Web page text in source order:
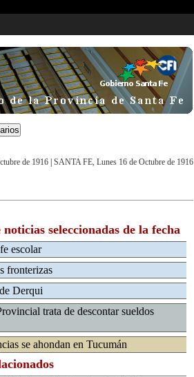
de 1916 SANTA FE, Lunes 16 de Octubre de 1916
seleccionadas de la fecha
escolar
fronterizas
Derqui
trata de descontar sueldos
se ahondan en Tucumán